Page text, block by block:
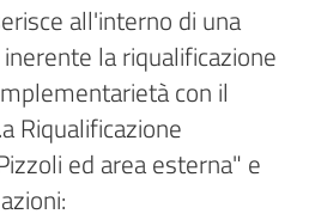
all'interno di una
la riqualificazione
con il
Riqualificazione
ed area esterna" e